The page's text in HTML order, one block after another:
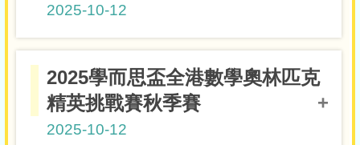
2025-10-12
小六組
二等獎
6B周灼翰
小五組
二等獎
2025學而思盃全港數學奧林匹克
精英挑戰賽秋季賽
2025-10-12